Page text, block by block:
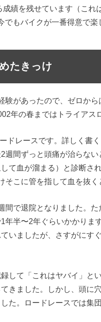
績を残せています（こ
もバイクが一番得意で楽
たきっけ
験があったので、ゼロか
年の春まではトライアス
ドレースです。詳しく書
週間ずっと頭痛が治らな
て血が溜まる）と診断さ
こに管を指して血を抜く
間で退院となりました。
年半〜2年ぐらいかかりま
いましたが、さすがにす
して「これはヤバイ」と
きました。しかし、頭に
た。ロードレースでは集